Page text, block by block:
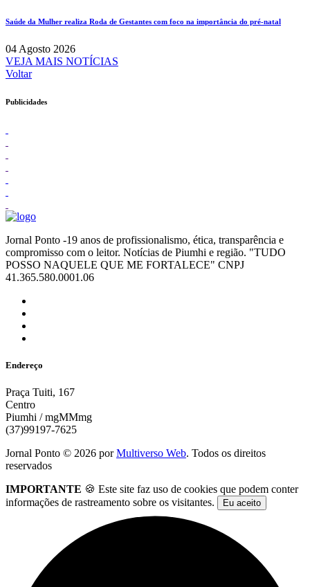
Saúde da Mulher realiza Roda de Gestantes com foco na importância do pré-natal
04 Agosto 2026
VEJA MAIS NOTÍCIAS
Voltar
Publicidades
Jornal Ponto -19 anos de profissionalismo, ética, transparência e
compromisso com o leitor. Notícias de Piumhi e região. "TUDO
POSSO NAQUELE QUE ME FORTALECE" CNPJ
41.365.580.0001.06
Endereço
Praça Tuiti, 167
Centro
Piumhi / mgMMmg
(37)99197-7625
Jornal Ponto © 2026 porMultiverso Web. Todos os direitos
reservados
IMPORTANTE 🍪 Este site faz uso de cookies que podem conter
informações de rastreamento sobre os visitantes.
Eu aceito